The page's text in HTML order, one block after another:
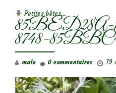
Petites bêtes…
85BED28A-
8748-
malo 19
0 commentaires